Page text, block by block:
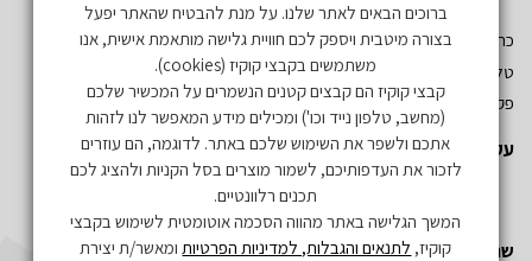
כתובת: שד´ אהרון יריב – גלילות. ת.ד. 3555 רמת השרון 47134
טל: 03-5497019
פקס: 03-5497731
עקבו אחרינו
שתפו אותנו
ברוכים הבאים לאתר שלנו. על מנת להבטיח שהאתר יפעל
בצורה מיטבית ויספק לכם חוויית גלישה מותאמת אישית, אנו
משתמשים בקבצי קוקיז (cookies).
קבצי קוקיז הם קבצים קטנים הנשמרים על המכשיר שלכם
(מחשב, טלפון נייד וכו') ומכילים מידע המאפשר לנו לזהות
אתכם ולשפר את השימוש שלכם באתר. לדוגמה, הם עוזרים
לזכור את העדפותיכם, לשמור מוצרים בסל הקניות ולהציג לכם
תכנים רלוונטיים.
המשך הגלישה באתר מהווה הסכמה אוטומטית לשימוש בקבצי
קוקיז, לתנאים והגבלות, למדיניות הפרטיותומאשר/ת יצירת